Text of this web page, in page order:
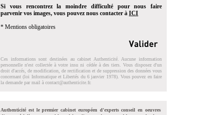
Si vous rencontrez la moindre difficulté pour nous faire
parvenir vos images, vous pouvez nous contacter à ICI
* Mentions obligatoires
Ces informations sont destinées au cabinet Authenticité. Aucune information
personnelle n'est collectée à votre insu ni cédée à des tiers. Vous disposez d'un
droit d'accés, de modification, de rectification et de suppression des données vous
concernant (loi Informatique et Libertés du 6 janvier 1978). Vous pouvez en faire
la demande par mail à contact@authenticite.fr.
Authenticité est le premier cabinet européen d'experts conseil en oeuvres